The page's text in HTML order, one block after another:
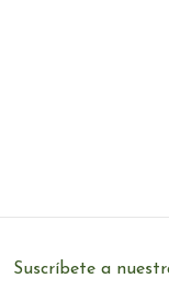
Suscríbete a